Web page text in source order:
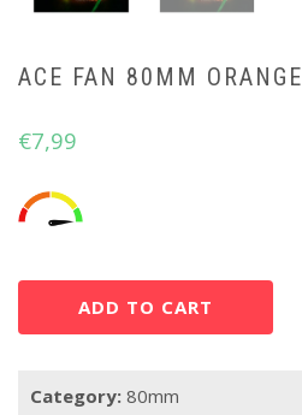
ACE FAN 80MM ORANGE
€7,99
ADD TO CART
Category: 80mm